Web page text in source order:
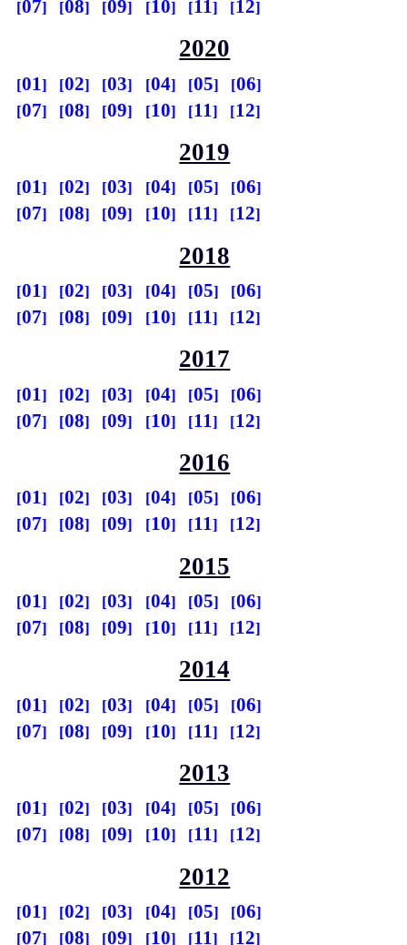
07 08 09 10 11 12
2020
01 02 03 04 05
06
07
08 09 10 11 12
2019
01 02 03 04 05
06
07
08 09 10 11 12
2018
01 02 03 04 05
06
07
08 09 10 11 12
2017
01 02 03 04 05
06
07
08 09 10 11 12
2016
01 02 03 04 05
06
07
08 09 10 11 12
2015
01 02 03 04 05
06
07
08 09 10 11 12
2014
01 02 03 04 05
06
07
08 09 10 11 12
2013
01 02 03 04 05
06
07
08 09 10 11 12
2012
01 02 03 04 05
06
07
08 09 10 11 12